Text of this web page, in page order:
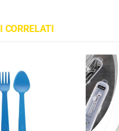
CORRELATI